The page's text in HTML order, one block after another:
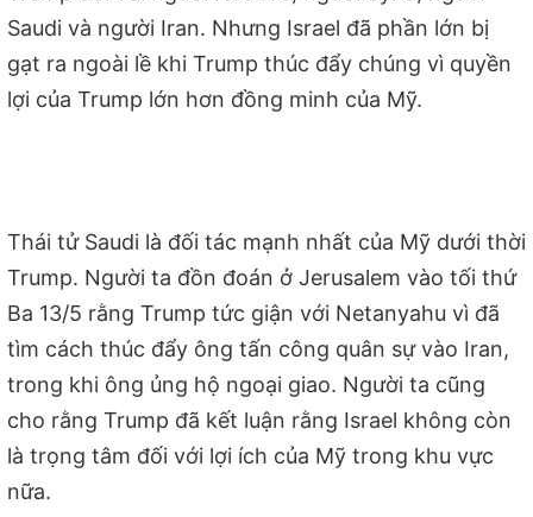
Saudi và người Iran. Nhưng Israel đã phần lớn bị
gạt ra ngoài lề khi Trump thúc đẩy chúng vì quyền
lợi của Trump lớn hơn đồng minh của Mỹ.
Thái tử Saudi là đối tác mạnh nhất của Mỹ dưới thời
Trump. Người ta đồn đoán ở Jerusalem vào tối thứ
Ba 13/5 rằng Trump tức giận với Netanyahu vì đã
tìm cách thúc đẩy ông tấn công quân sự vào Iran,
trong khi ông ủng hộ ngoại giao. Người ta cũng
cho rằng Trump đã kết luận rằng Israel không còn
là trọng tâm đối với lợi ích của Mỹ trong khu vực
nữa.